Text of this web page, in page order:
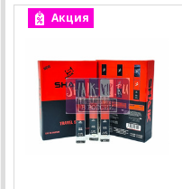
Акция